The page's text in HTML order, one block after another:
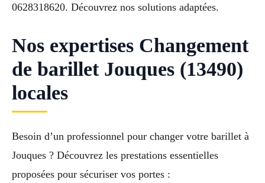
0628318620. Découvrez nos solutions adaptées.
Nos expertises Changement
de barillet Jouques (13490)
locales
Besoin d’un professionnel pour changer votre barillet à
Jouques ? Découvrez les prestations essentielles
proposées pour sécuriser vos portes :